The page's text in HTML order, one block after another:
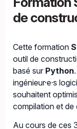
de
Cette formation
outil de
basé sur Python
ingénieur·e·s
souhaitent
compilation et de
Au cours de ces